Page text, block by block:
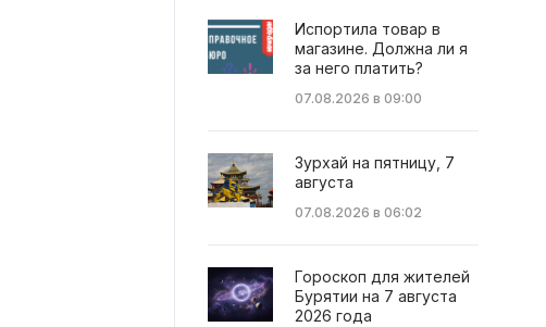
Испортила товар в
магазине. Должна ли я
за него платить?
07.08.2026 в 09:00
Зурхай на пятницу, 7
августа
07.08.2026 в 06:02
Гороскоп для жителей
Бурятии на 7 августа
2026 года